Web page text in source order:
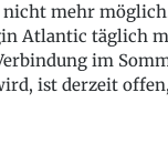
nicht mehr
Atlantic täglich
im
ist derzeit